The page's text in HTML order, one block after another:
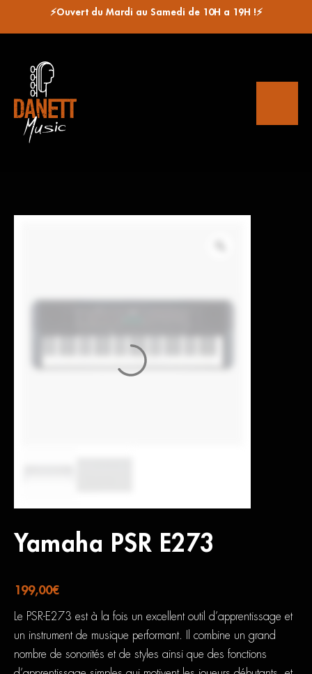
⚡Ouvert du Mardi au Samedi de 10H a 19H !⚡
Yamaha PSR E273
199,00€
Le PSR-E273 est à la fois un excellent outil d’apprentissage et
un instrument de musique performant. Il combine un grand
nombre de sonorités et de styles ainsi que des fonctions